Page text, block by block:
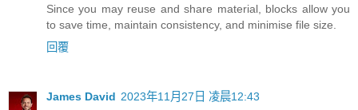
Since you may reuse and share material, blocks allow you
to save time, maintain consistency, and minimise file size.
回覆
James David 2023年11月27日 凌晨12:43